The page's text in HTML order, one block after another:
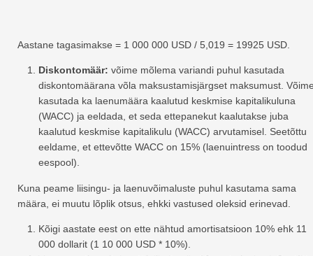
Aastane tagasimakse = 1 000 000 USD / 5,019 = 19925 USD.
Diskontomäär: võime mõlema variandi puhul kasutada
diskontomäärana võla maksustamisjärgset maksumust.
kasutada ka laenumäära kaalutud keskmise kapitalikuluna
(WACC) ja eeldada, et seda ettepanekut kaalutakse juba
kaalutud keskmise kapitalikulu (WACC) arvutamisel. Seetõttu
eeldame, et ettevõtte WACC on 15% (laenuintress on toodud
eespool).
Kuna peame liisingu- ja laenuvõimaluste puhul kasutama sama
määra, ei muutu lõplik otsus, ehkki vastused oleksid erinevad.
Kõigi aastate eest on ette nähtud amortisatsioon 10% ehk 11
000 dollarit (1 10 000 USD * 10%).